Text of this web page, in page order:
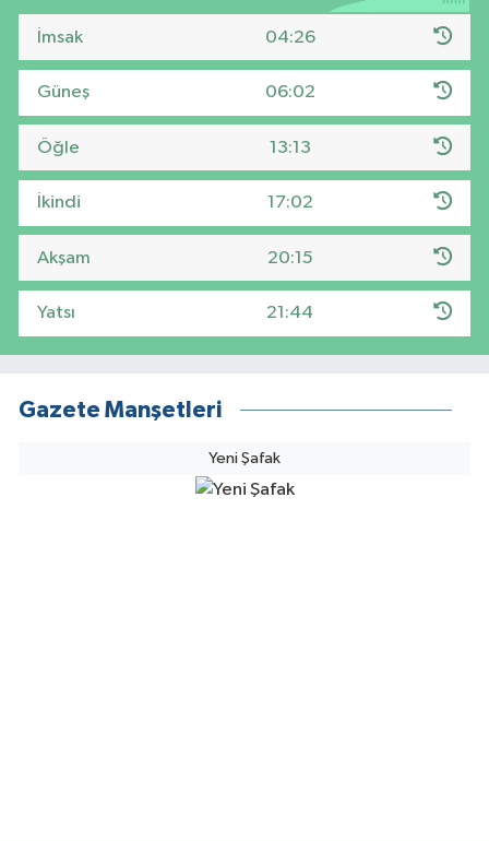
İmsak 04:26
Güneş 06:02
Öğle 13:13
İkindi 17:02
Akşam 20:15
Yatsı 21:44
Gazete Manşetleri
Yeni Şafak